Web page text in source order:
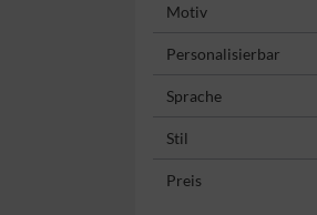
Motiv
Personalisierbar
Sprache
Stil
Preis